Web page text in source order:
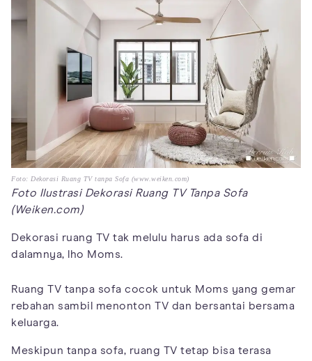
Foto: Dekorasi Ruang TV tanpa Sofa (www.weiken.com)
Foto Ilustrasi Dekorasi Ruang TV Tanpa Sofa
(Weiken.com)
Dekorasi ruang TV tak melulu harus ada sofa di
dalamnya, lho Moms.
Ruang TV tanpa sofa cocok untuk Moms yang gemar
rebahan sambil menonton TV dan bersantai bersama
keluarga.
Meskipun tanpa sofa, ruang TV tetap bisa terasa